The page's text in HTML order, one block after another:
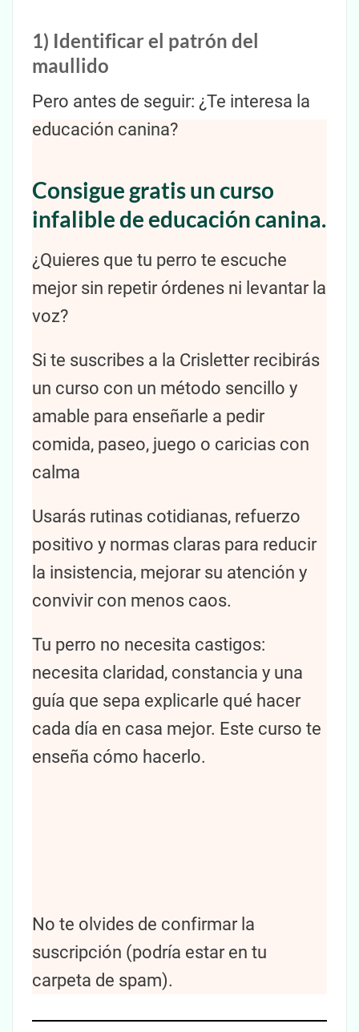
1) Identificar el patrón del
maullido
Pero antes de seguir: ¿Te interesa la
educación canina?
Consigue gratis un curso
infalible de educación canina.
¿Quieres que tu perro te escuche
mejor sin repetir órdenes ni levantar la
voz?
Si te suscribes a la Crisletter recibirás
un curso con un método sencillo y
amable para enseñarle a pedir
comida, paseo, juego o caricias con
calma
Usarás rutinas cotidianas, refuerzo
positivo y normas claras para reducir
la insistencia, mejorar su atención y
convivir con menos caos.
Tu perro no necesita castigos:
necesita claridad, constancia y una
guía que sepa explicarle qué hacer
cada día en casa mejor. Este curso te
enseña cómo hacerlo.
No te olvides de confirmar la
suscripción (podría estar en tu
carpeta de spam).